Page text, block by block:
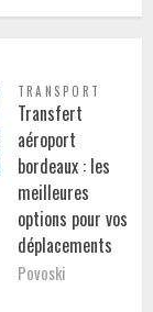
TRANSPORT
Transfert
aéroport
bordeaux : les
meilleures
options pour vos
déplacements
Povoski